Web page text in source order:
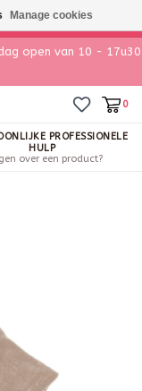
open van 10 - 17u30
0
PROFESSIONELE
HULP
over een product?
Manage cookies